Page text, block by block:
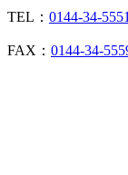
TEL： 0144-34-5551
FAX： 0144-34-